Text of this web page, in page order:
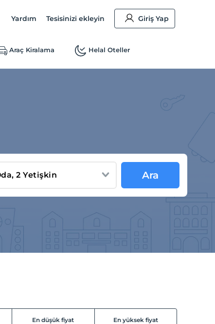
Yardım Tesisinizi ekleyin Giriş Yap
Araç Kiralama Helal Oteller
Ara
En düşük fiyat En yüksek fiyat